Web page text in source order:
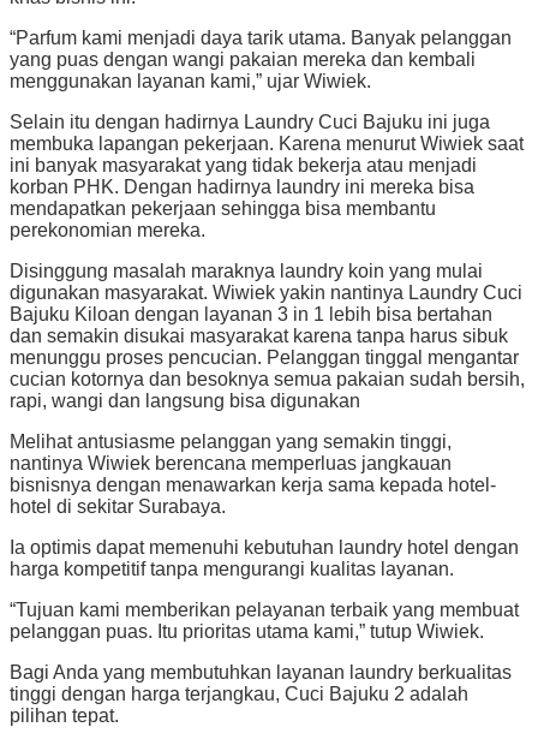
“Parfum kami menjadi daya tarik utama. Banyak pelanggan
yang puas dengan wangi pakaian mereka dan kembali
menggunakan layanan kami,” ujar Wiwiek.
Selain itu dengan hadirnya Laundry Cuci Bajuku ini juga
membuka lapangan pekerjaan. Karena menurut Wiwiek saat
ini banyak masyarakat yang tidak bekerja atau menjadi
korban PHK. Dengan hadirnya laundry ini mereka bisa
mendapatkan pekerjaan sehingga bisa membantu
perekonomian mereka.
Disinggung masalah maraknya laundry koin yang mulai
digunakan masyarakat. Wiwiek yakin nantinya Laundry Cuci
Bajuku Kiloan dengan layanan 3 in 1 lebih bisa bertahan
dan semakin disukai masyarakat karena tanpa harus sibuk
menunggu proses pencucian. Pelanggan tinggal mengantar
cucian kotornya dan besoknya semua pakaian sudah bersih,
rapi, wangi dan langsung bisa digunakan
Melihat antusiasme pelanggan yang semakin tinggi,
nantinya Wiwiek berencana memperluas jangkauan
bisnisnya dengan menawarkan kerja sama kepada hotel-
hotel di sekitar Surabaya.
Ia optimis dapat memenuhi kebutuhan laundry hotel dengan
harga kompetitif tanpa mengurangi kualitas layanan.
“Tujuan kami memberikan pelayanan terbaik yang membuat
pelanggan puas. Itu prioritas utama kami,” tutup Wiwiek.
Bagi Anda yang membutuhkan layanan laundry berkualitas
tinggi dengan harga terjangkau, Cuci Bajuku 2 adalah
pilihan tepat.